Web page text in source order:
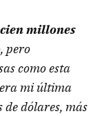
millones
pero
como esta
mi última
dólares, más